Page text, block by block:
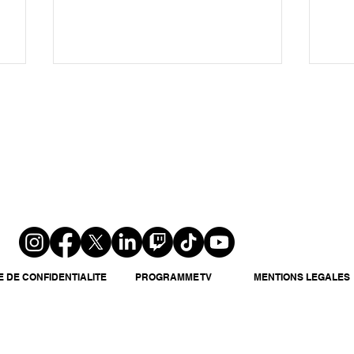
anciens collaborateurs
brisent le silence sur les
MENTIONS LEGALES
DE CONFIDENTIALITE PROGRAMME TV